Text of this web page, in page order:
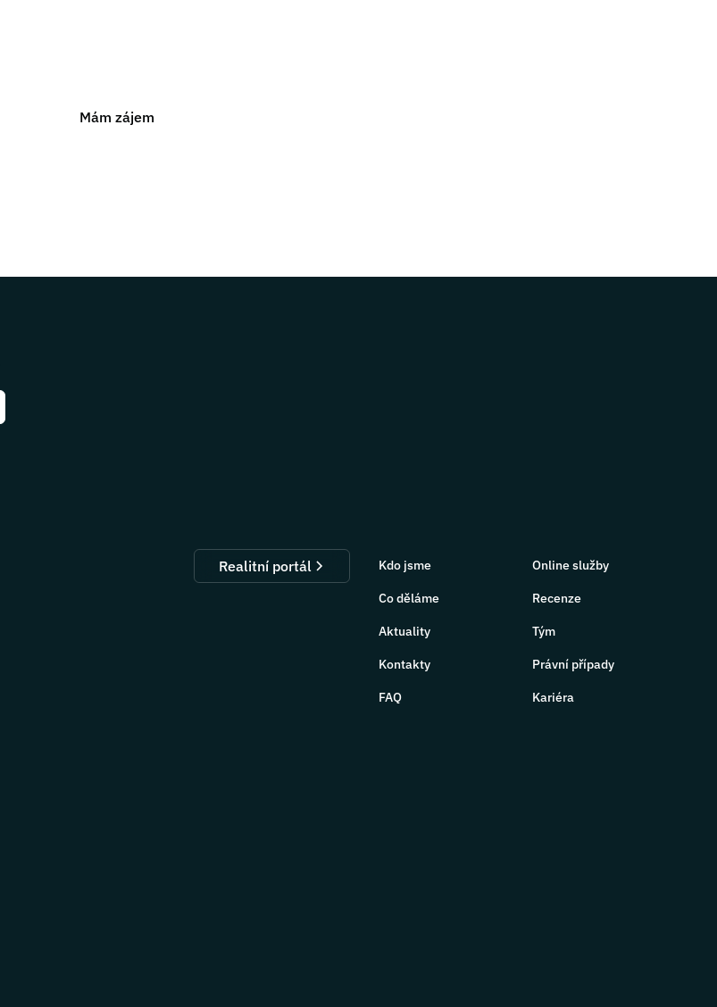
Mám zájem
Realitní portál Kdo jsme
Co děláme
Aktuality
Kontakty
FAQ
Online služby
Recenze
Tým
Právní případy
Kariéra